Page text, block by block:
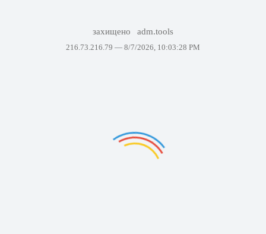
захищено adm.tools
216.73.216.79 — 8/7/2026, 10:03:28 PM